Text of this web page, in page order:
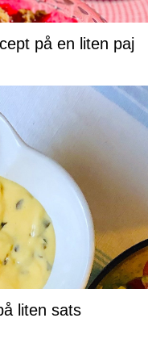
på en liten paj
liten sats